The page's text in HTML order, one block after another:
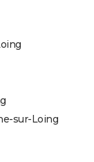
sur-Loing